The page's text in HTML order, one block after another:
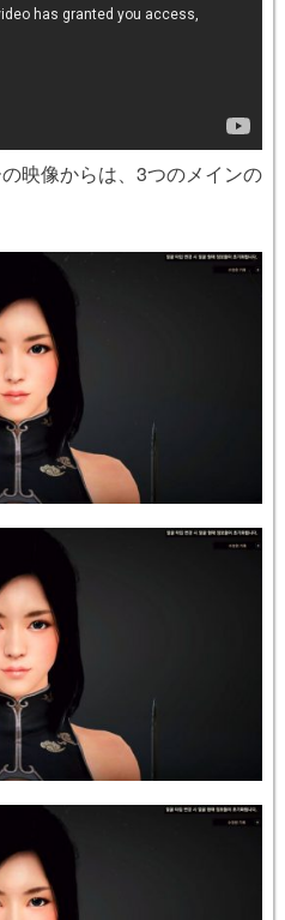
映像からは、3つのメインの